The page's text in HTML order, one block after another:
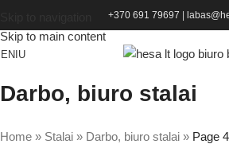
Skip to main content
+370 691 79697
Darbo, biuro stalai
Home » Stalai » Darbo, biuro stalai » Page 4